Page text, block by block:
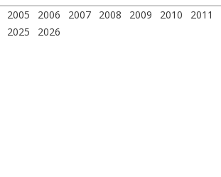
2005 2006 2007 2008 2009 2010 2011
2025 2026